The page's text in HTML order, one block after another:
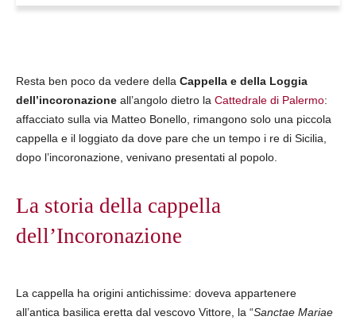
Resta ben poco da vedere della Cappella e della Loggia
dell’incoronazione all’angolo dietro la Cattedrale di Palermo:
affacciato sulla via Matteo Bonello, rimangono solo una piccola
cappella e il loggiato da dove pare che un tempo i re di Sicilia,
dopo l’incoronazione, venivano presentati al popolo.
La storia della cappella
dell’Incoronazione
La cappella ha origini antichissime: doveva appartenere
all’antica basilica eretta dal vescovo Vittore, la “Sanctae Mariae